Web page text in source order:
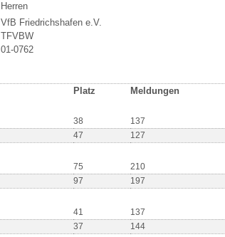
Herren
VfB Friedrichshafen e.V.
TFVBW
01-0762
Platz Meldungen
38
137
47 127
75
210
97 197
41
137
37 144